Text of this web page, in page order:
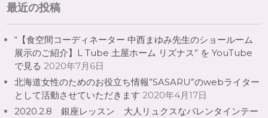
最近の投稿
“【食空間コーディネーター 中西まゆみ先生のショールーム
展示のご紹介】L Tube 土屋ホーム リズナス” を YouTube
で見る 2020年7月6日
北海道女性のためのお役立ち情報”SASARU”のwebライター
として活動させていただきます 2020年4月17日
2020.2.8 銀座レッスン 大人リュクスなバレンタインテー